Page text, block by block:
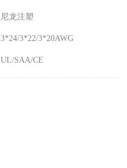
尼龙注塑
3*24/3*22/3*20AWG
UL/SAA/CE